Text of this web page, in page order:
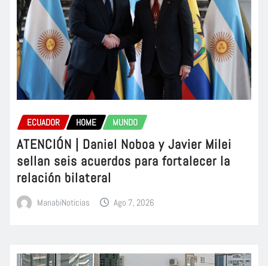
ECUADOR HOME MUNDO
ATENCIÓN | Daniel Noboa y Javier Milei
sellan seis acuerdos para fortalecer la
relación bilateral
ManabiNoticias Ago 7, 2026